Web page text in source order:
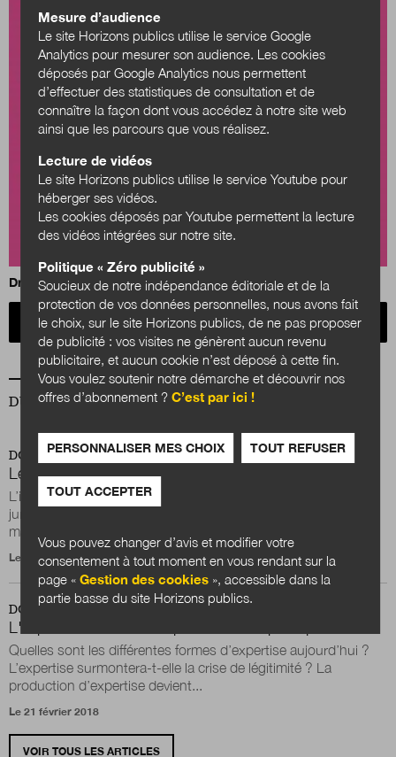
Droit et innovation : je t'aime moi non plus ?
Acheter
DU MÊME AUTEUR
DOSSIER
Les innovations dans le secteur de la justice
L’introduction des dispositifs de visioconférence dans les
juridictions et le recours à la « justice prédictive » illustrent de
manière contrastée une...
Le 9 octobre 2019
DOSSIER
L'expertise dans la fabrique de l'action publique locale
Quelles sont les différentes formes d’expertise aujourd’hui ?
L’expertise surmontera-t-elle la crise de légitimité ? La
production d’expertise devient...
Le 21 février 2018
VOIR TOUS LES ARTICLES
Mesure d’audience
Le site Horizons publics utilise le service Google
Analytics pour mesurer son audience. Les cookies
déposés par Google Analytics nous permettent
d’effectuer des statistiques de consultation et de
connaître la façon dont vous accédez à notre site web
ainsi que les parcours que vous réalisez.
Lecture de vidéos
Le site Horizons publics utilise le service Youtube pour
héberger ses vidéos.
Les cookies déposés par Youtube permettent la lecture
des vidéos intégrées sur notre site.
Politique « Zéro publicité »
Soucieux de notre indépendance éditoriale et de la
protection de vos données personnelles, nous avons fait
le choix, sur le site Horizons publics, de ne pas proposer
de publicité : vos visites ne génèrent aucun revenu
publicitaire, et aucun cookie n’est déposé à cette fin.
Vous voulez soutenir notre démarche et découvrir nos
offres d’abonnement ? C’est par ici !
PERSONNALISER MES CHOIX TOUT REFUSER
TOUT ACCEPTER
Vous pouvez changer d’avis et modifier votre
consentement à tout moment en vous rendant sur la
page « Gestion des cookies», accessible dans la
partie basse du site Horizons publics.